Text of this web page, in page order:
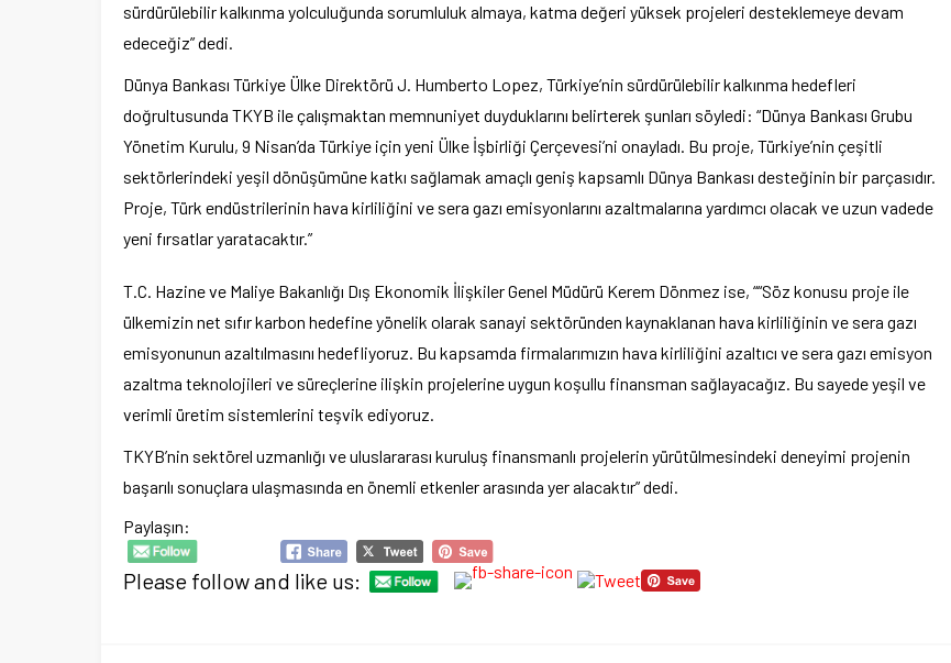
sürdürülebilir kalkınma yolculuğunda sorumluluk almaya, katma değeri yüksek projeleri desteklemeye devam
edeceğiz” dedi.
Dünya Bankası Türkiye Ülke Direktörü J. Humberto Lopez, Türkiye’nin sürdürülebilir kalkınma hedefleri
doğrultusunda TKYB ile çalışmaktan memnuniyet duyduklarını belirterek şunları söyledi: “Dünya Bankası Grubu
Yönetim Kurulu, 9 Nisan’da Türkiye için yeni Ülke İşbirliği Çerçevesi’ni onayladı. Bu proje, Türkiye’nin çeşitli
sektörlerindeki yeşil dönüşümüne katkı sağlamak amaçlı geniş kapsamlı Dünya Bankası desteğinin bir parçasıdır.
Proje, Türk endüstrilerinin hava kirliliğini ve sera gazı emisyonlarını azaltmalarına yardımcı olacak ve uzun vadede
yeni fırsatlar yaratacaktır.”
T.C. Hazine ve Maliye Bakanlığı Dış Ekonomik İlişkiler Genel Müdürü Kerem Dönmez ise, ““Söz konusu proje ile
ülkemizin net sıfır karbon hedefine yönelik olarak sanayi sektöründen kaynaklanan hava kirliliğinin ve sera gazı
emisyonunun azaltılmasını hedefliyoruz. Bu kapsamda firmalarımızın hava kirliliğini azaltıcı ve sera gazı emisyon
azaltma teknolojileri ve süreçlerine ilişkin projelerine uygun koşullu finansman sağlayacağız. Bu sayede yeşil ve
verimli üretim sistemlerini teşvik ediyoruz.
TKYB’nin sektörel uzmanlığı ve uluslararası kuruluş finansmanlı projelerin yürütülmesindeki deneyimi projenin
başarılı sonuçlara ulaşmasında en önemli etkenler arasında yer alacaktır” dedi.
Paylaşın:
Please follow and like us: